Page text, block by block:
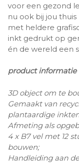
voor een gezond
nu ook bij jou
met heldere
inkt gedrukt op
én de wereld een
product informatie
3D object om te
Gemaakt van
plantaardige
Afmeting als
4 x B7 vel met 12
bouwen;
Handleiding aan